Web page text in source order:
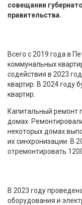
совещании
правительства.
Всего с 2019 года в
коммунальных
содействия в 2023
квартир. В 2024 году
квартир.
Капитальный ремонт
домах.
некоторых домах
их синхронизации. В
отремонтировать
В 2023 году
оборудования и